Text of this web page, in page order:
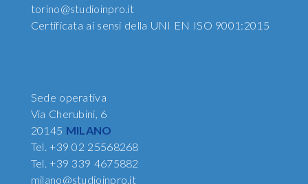
torino@studioinpro.it
Certificata ai sensi della UNI EN ISO 9001:2015
Sede operativa
Via Cherubini, 6
20145 MILANO
Tel.+39 02 25568268
Tel.+39 339 4675882
milano@studioinpro.it